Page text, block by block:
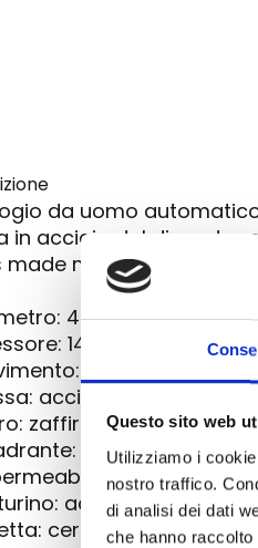
Questo sito web
Utilizziamo i
nostro traffico.
di analisi dei dati
che hanno
da uomo
in acciaio dal diametro
made meccanico
40.00 x 47.60 mm
14.15 mm
automatico swiss
acciaio
zaffiro
giallo con indici
600 metri
acciaio
ceramica